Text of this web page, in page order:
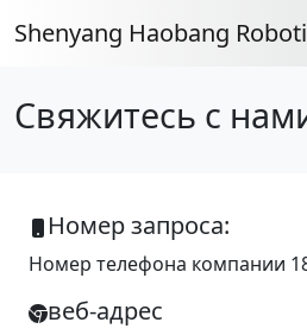
Shenyang Haobang
Свяжитесь с
Номер запроса:
Номер телефона компании
веб-адрес